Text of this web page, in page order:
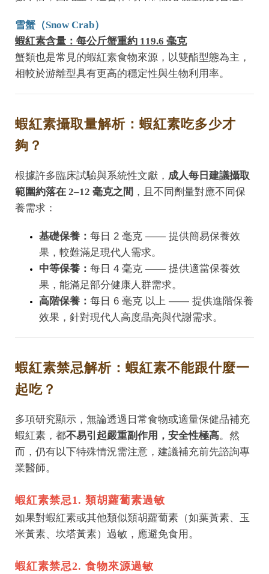
雪蟹（Snow Crab）
蝦紅素含量：每公斤蟹重約 119.6 毫克
蟹類也是常見的蝦紅素食物來源，以雙酯型態為主，
相較於游離型具有更高的穩定性與生物利用率。
蝦紅素攝取量解析：蝦紅素吃多少才
夠？
根據許多臨床試驗與系統性文獻， 成人每日建議攝取
範圍約落在 2–12 毫克之間 ，且不同劑量對應不同保
養需求：
基礎保養： 每日 2 毫克 —— 提供簡易保養效
果，較難滿足現代人需求。
中等保養： 每日 4 毫克 —— 提供適當保養效
果，能滿足部分健康人群需求。
高階保養： 每日 6 毫克 以上 —— 提供進階保養
效果，針對現代人高度晶亮與代謝需求。
蝦紅素禁忌解析：蝦紅素不能跟什麼一
起吃？
多項研究顯示，無論透過日常食物或適量保健品補充
蝦紅素，都不易引起嚴重副作用，安全性極高。然
而，仍有以下特殊情況需注意，建議補充前先諮詢專
業醫師。
蝦紅素禁忌1. 類胡蘿蔔素過敏
如果對蝦紅素或其他類似類胡蘿蔔素（如葉黃素、玉
米黃素、坎塔黃素）過敏，應避免食用。
蝦紅素禁忌2. 食物來源過敏